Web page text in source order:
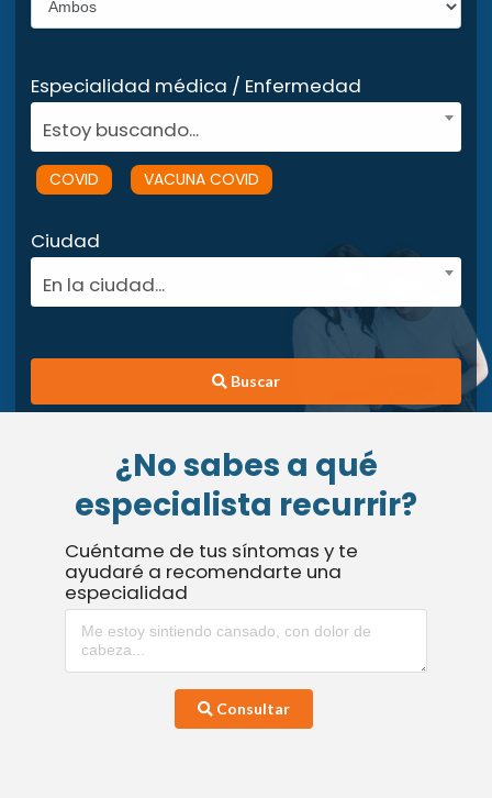
Especialidad médica / Enfermedad
Estoy buscando...
COVID VACUNA COVID
Ciudad
En la ciudad...
Buscar
¿No sabes a qué
especialista recurrir?
Cuéntame de tus síntomas y te
ayudaré a recomendarte una
especialidad
Consultar